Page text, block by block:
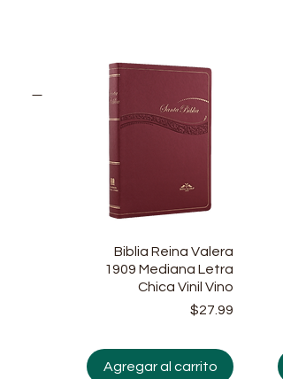
Vista rápida
Biblia Reina Valera
1909 Mediana Letra
Chica Vinil Vino
Precio
$27.99
Agregar al carrito